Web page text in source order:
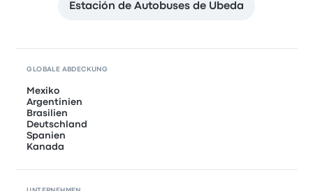
Estación de Autobuses de Ubeda
GLOBALE ABDECKUNG
Mexiko
Argentinien
Brasilien
Deutschland
Spanien
Kanada